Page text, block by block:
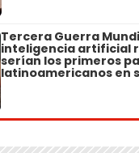
Tercera Guerra
inteligencia artificial
serían los primeros
latinoamericanos en